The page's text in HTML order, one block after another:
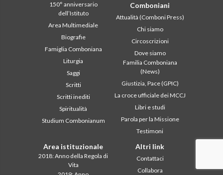
150° anniversario
dell’Istituto
Area Multimediale
Biografie
Famiglia Comboniana
Liturgia
Saggi
Scritti
Scritti inediti
Spiritualità
Studium Combonianum
Comboniani
Attualità (Comboni Press)
Chi siamo
Circoscrizioni
Dove siamo
Familia Comboniana
(News)
Giustizia, Pace (GPIC)
La croce ufficiale dei MCCJ
Libri e studi
Parola per la Missione
Testimoni
Area istituzionale
2018: Anno della Regola di
Vita
Altri link
Contattaci
Collabora